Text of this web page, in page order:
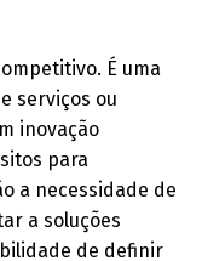
É uma
serviços ou
inovação
para
a necessidade de
a soluções
de definir